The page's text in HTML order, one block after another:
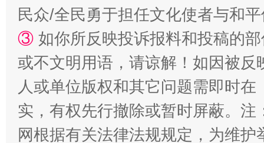
民众/全民勇于担任文化使者与和
③ 如你所反映投诉报料和投稿的
或不文明用语，请谅解！如因被
人或单位版权和其它问题需即时在
实，有权先行撤除或暂时屏蔽。
网根据有关法律法规规定，为维